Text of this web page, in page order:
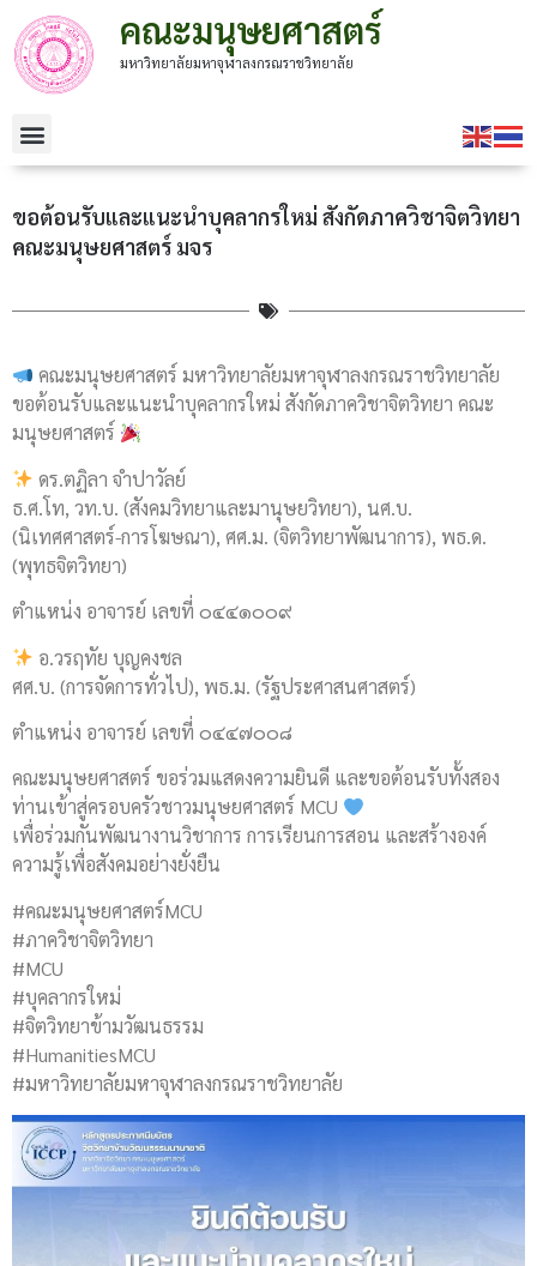
คณะมนุษยศาสตร์
มหาวิทยาลัยมหาจุฬาลงกรณราชวิทยาลัย
ขอต้อนรับและแนะนำบุคลากรใหม่ สังกัดภาควิชาจิตวิทยา
คณะมนุษยศาสตร์ มจร
คณะมนุษยศาสตร์ มหาวิทยาลัยมหาจุฬาลงกรณราชวิทยาลัย
ขอต้อนรับและแนะนำบุคลากรใหม่ สังกัดภาควิชาจิตวิทยา คณะ
มนุษยศาสตร์
ดร.ตฏิลา จำปาวัลย์
ธ.ศ.โท, วท.บ. (สังคมวิทยาและมานุษยวิทยา), นศ.บ.
(นิเทศศาสตร์-การโฆษณา), ศศ.ม. (จิตวิทยาพัฒนาการ), พธ.ด.
(พุทธจิตวิทยา)
ตำแหน่ง อาจารย์ เลขที่ ๐๔๔๑๐๐๙
อ.วรฤทัย บุญคงชล
ศศ.บ. (การจัดการทั่วไป), พธ.ม. (รัฐประศาสนศาสตร์)
ตำแหน่ง อาจารย์ เลขที่ ๐๔๔๗๐๐๘
คณะมนุษยศาสตร์ ขอร่วมแสดงความยินดี และขอต้อนรับทั้งสอง
ท่านเข้าสู่ครอบครัวชาวมนุษยศาสตร์ MCU
เพื่อร่วมกันพัฒนางานวิชาการ การเรียนการสอน และสร้างองค์
ความรู้เพื่อสังคมอย่างยั่งยืน
#คณะมนุษยศาสตร์MCU
#ภาควิชาจิตวิทยา
#MCU
#บุคลากรใหม่
#จิตวิทยาข้ามวัฒนธรรม
#HumanitiesMCU
#มหาวิทยาลัยมหาจุฬาลงกรณราชวิทยาลัย